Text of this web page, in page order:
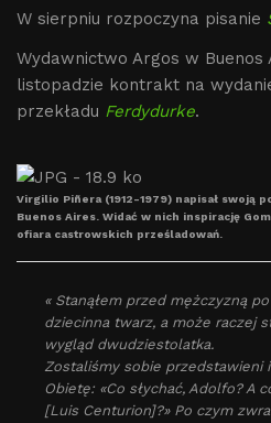
W sierpniu rozpoczyna pisanie
Wydawnictwo Argos w Buenos
listopadzie kontrakt na
przekładu Ferdydurke.
Virgilio Piñera (1912-1979) napisał swoją
Buenos Aires. Widać w nich inspirację
ofiara castrowskich prześladowań.
« Stanąłem przed mężczyzną
dziecinna twarz, a może raczej
wygląd dwudziestolatka.
Zostaliśmy sobie przedstawieni
Obietę: «Co słychać, Adolfo? A
[Luis Centurion]?» Po czym